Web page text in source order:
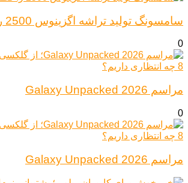
سامسونگ تولید تراشه اگزینوس 2500 را قطعی کرد
0
مراسم Galaxy Unpacked 2026
0
مراسم Galaxy Unpacked 2026